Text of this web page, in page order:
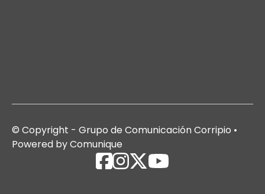
© Copyright - Grupo de Comunicación Corripio •
Powered by Comunique